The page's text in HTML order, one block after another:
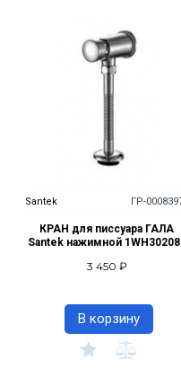
Santek ГР-
КРАН для писсуара ГАЛА
Santek нажимной
3 450 ₽
В корзину